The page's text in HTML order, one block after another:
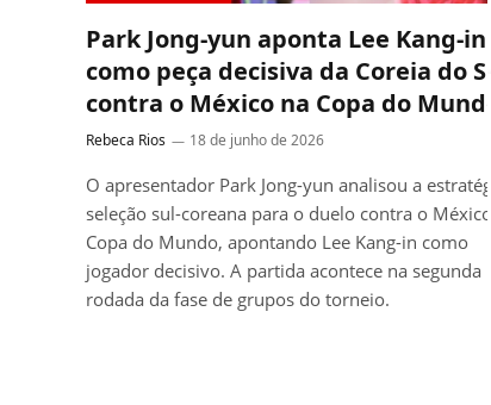
Park Jong-yun aponta Lee Kang-in
como peça decisiva da Coreia do
contra o México na Copa do Mundo
Rebeca Rios 18 de junho de 2026
O apresentador Park Jong-yun analisou a
seleção sul-coreana para o duelo contra o México
Copa do Mundo, apontando Lee Kang-in como
jogador decisivo. A partida acontece na segunda
rodada da fase de grupos do torneio.